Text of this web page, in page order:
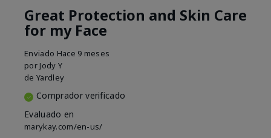
Great Protection and Skin Care
for my Face
Enviado Hace 9 meses
por Jody Y
de Yardley
Comprador verificado
Evaluado en
marykay.com/en-us/